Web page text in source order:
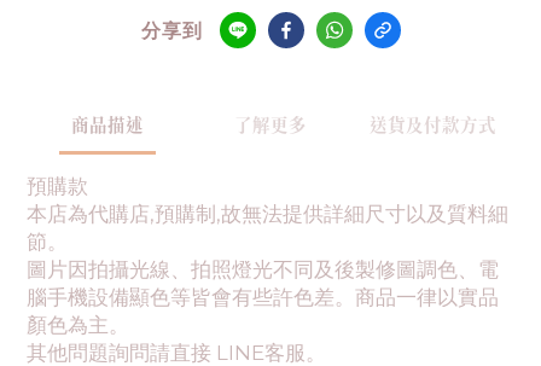
分享到
商品描述 了解更多 送貨及付款方式
預購款
本店為代購店,預購制,故無法提供詳細尺寸以及質料細
節。
圖片因拍攝光線、拍照燈光不同及後製修圖調色、電
腦手機設備顯色等皆會有些許色差。商品一律以實品
顏色為主。
其他問題詢問請直接 LINE客服。